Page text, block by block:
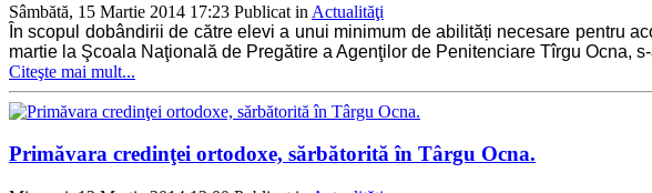
Sâmbătă, 15 Martie 2014 17:23 Publicat in Actualităţi
În scopul dobândirii de către elevi a unui minimum de abilități necesare pentru
martie la Şcoala Naţională de Pregătire a Agenţilor de Penitenciare Tîrgu Ocna,
Citeşte mai mult...
Primăvara credinţei ortodoxe, sărbătorită în Târgu Ocna.